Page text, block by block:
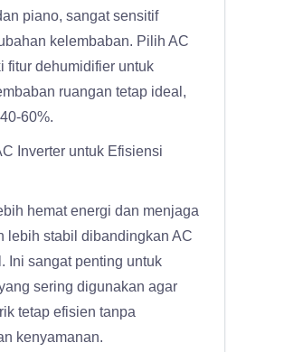
piano, sangat sensitif
kelembaban. Pilih AC
fitur dehumidifier untuk
ruangan tetap ideal,
60%.
Inverter untuk Efisiensi
hemat energi dan menjaga
lebih stabil dibandingkan AC
Ini sangat penting untuk
sering digunakan agar
tetap efisien tanpa
kenyamanan.